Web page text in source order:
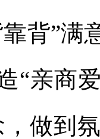
背”满
“亲商
，做到